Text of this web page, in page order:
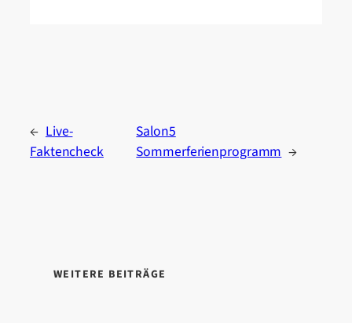
← Live-
Faktencheck
Salon5
Sommerferienprogramm →
WEITERE BEITRÄGE